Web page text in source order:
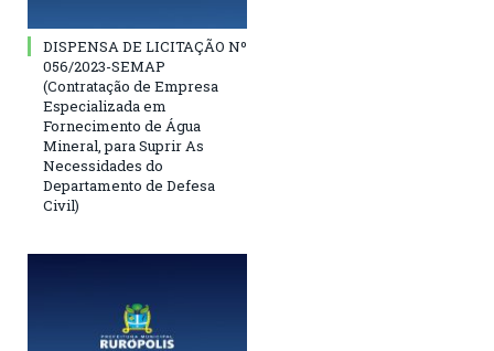
DISPENSA DE LICITAÇÃO Nº
056/2023-SEMAP
(Contratação de Empresa
Especializada em
Fornecimento de Água
Mineral, para Suprir As
Necessidades do
Departamento de Defesa
Civil)